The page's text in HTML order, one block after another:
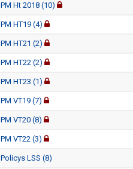
PM Ht 2018 (10)
PM HT19 (4)
PM HT21 (2)
PM HT22 (2)
PM HT23 (1)
PM VT19 (7)
PM VT20 (8)
PM VT22 (3)
Policys LSS (8)